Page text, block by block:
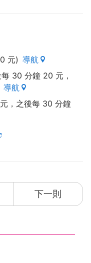
元) 導航
30 分鐘 20 元，
導航
，之後每 30 分鐘
下一則